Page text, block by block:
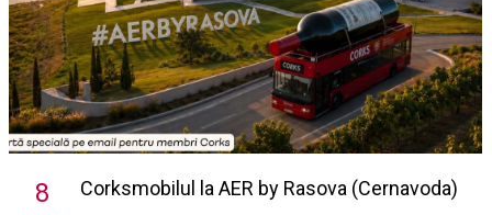
8 Corksmobilul la AER by Rasova (Cernavoda)